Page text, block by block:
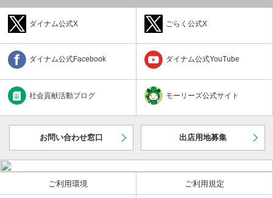
ダイナム公式X ごらく公式X
ダイナム公式Facebook ダイナム公式YouTube
社会貢献活動ブログ モーリーズ公式サイト
お問い合わせ窓口 出店用地募集
ご利用環境 ご利用規定